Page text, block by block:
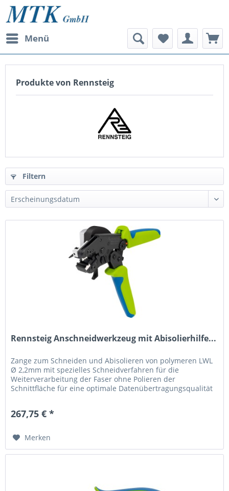
Menü
Produkte von Rennsteig
Filtern
Rennsteig Anschneidwerkzeug mit Abisolierhilfe...
Zange zum Schneiden und Abisolieren von polymeren LWL
Ø 2,2mm mit spezielles Schneidverfahren für die
Weiterverarbeitung der Faser ohne Polieren der
Schnittfläche für eine optimale Datenübertragungsqualität
267,75 € *
Merken